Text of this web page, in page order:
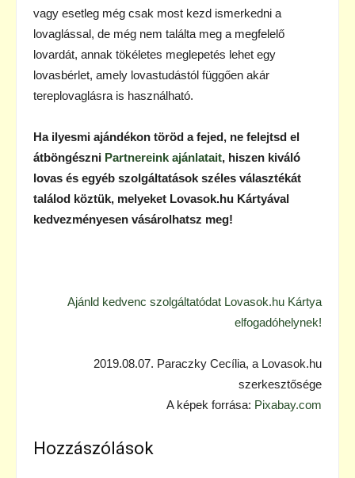
vagy esetleg még csak most kezd ismerkedni a
lovaglással, de még nem találta meg a megfelelő
lovardát, annak tökéletes meglepetés lehet egy
lovasbérlet, amely lovastudástól függően akár
tereplovaglásra is használható.
Ha ilyesmi ajándékon töröd a fejed, ne felejtsd el
átböngészni Partnereink ajánlatait, hiszen kiváló
lovas és egyéb szolgáltatások széles választékát
találod köztük, melyeket Lovasok.hu Kártyával
kedvezményesen vásárolhatsz meg!
Ajánld kedvenc szolgáltatódat Lovasok.hu Kártya
elfogadóhelynek!
2019.08.07. Paraczky Cecília, a Lovasok.hu
szerkesztősége
A képek forrása: Pixabay.com
Hozzászólások